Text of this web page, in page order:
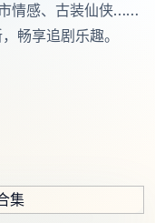
情感、古装仙侠……
畅享追剧乐趣。